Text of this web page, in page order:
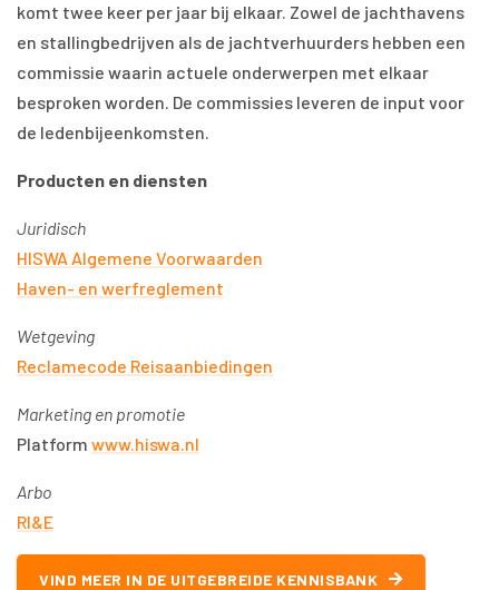
komt twee keer per jaar bij elkaar. Zowel de jachthavens
en stallingbedrijven als de jachtverhuurders hebben een
commissie waarin actuele onderwerpen met elkaar
besproken worden. De commissies leveren de input voor
de ledenbijeenkomsten.
Producten en diensten
Juridisch
HISWA Algemene Voorwaarden
Haven- en werfreglement
Wetgeving
Reclamecode Reisaanbiedingen
Marketing en promotie
Platform www.hiswa.nl
Arbo
RI&E
VIND MEER IN DE UITGEBREIDE KENNISBANK